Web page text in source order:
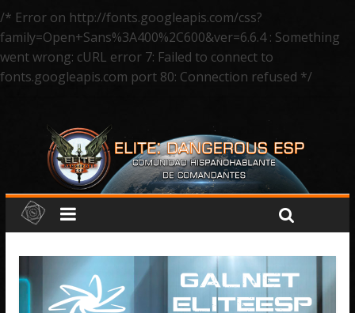
/* Error on http://fonts.googleapis.com/css?
family=Open+Sans%3A400%2C600&ver=6.6.4 : Something
went wrong: cURL error 7: Failed to connect to
fonts.googleapis.com port 80: Connection refused */